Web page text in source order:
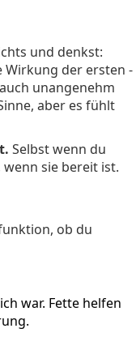
und denkst:
Wirkung der ersten -
unangenehm
aber es fühlt
Selbst wenn du
sie bereit ist.
ob du
war. Fette helfen